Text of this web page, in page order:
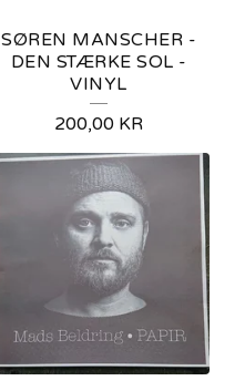
SØREN MANSCHER -
DEN STÆRKE SOL -
VINYL
200,00 KR